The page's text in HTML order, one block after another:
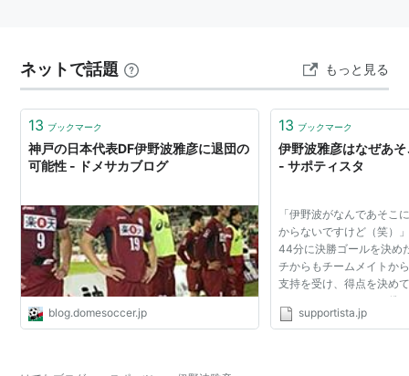
2001-2003
鹿児島実業高等学校
2004-2005
阪南大学
FC東京
2008-2011.7
鹿島アントラーズ
2011.7-2012.1
ネットで話題 もっと見る
13 ブックマーク
神戸の日本代表DF伊野波雅彦に退団の
可能性 - ドメサカブログ
blog.domesoccer.jp
13 ブックマーク
伊野波雅彦はなぜあ
- サポティスタ
「伊野波がなんであそこ
からないですけど（笑）
44分に決勝ゴールを決め
チからもチームメイトか
支持を受け、得点を決め
であそこにいたのか、僕
ど（笑）」とキャプテン
supportista.jp